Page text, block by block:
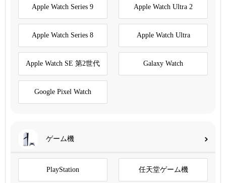
Apple Watch Series 9 Apple Watch Ultra 2
Apple Watch Series 8 Apple Watch Ultra
Apple Watch SE 第2世代 Galaxy Watch
Google Pixel Watch
ゲーム機
PlayStation 任天堂ゲーム機